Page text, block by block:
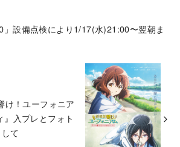
」設備点検により1/17(水)21:00〜翌朝ま
！ユーフォニア
入プレとフォト
て